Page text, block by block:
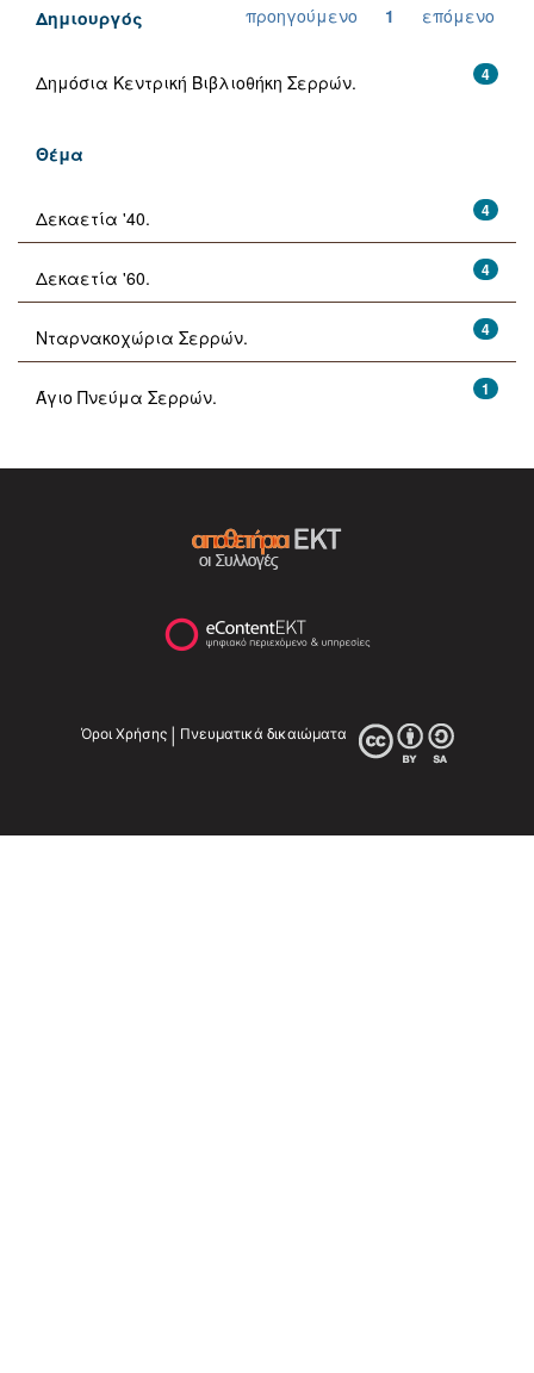
προηγούμενο 1 επόμενο
Δημιουργός
4
Δημόσια Κεντρική Βιβλιοθήκη Σερρών.
Θέμα
4
Δεκαετία '40.
4
Δεκαετία '60.
4
Νταρνακοχώρια Σερρών.
1
Άγιο Πνεύμα Σερρών.